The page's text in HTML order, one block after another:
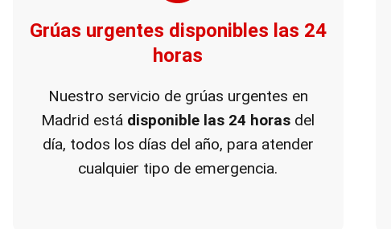
Grúas urgentes disponibles las 24
horas
Nuestro servicio de grúas urgentes en
Madrid está disponible las 24 horas del
día, todos los días del año, para atender
cualquier tipo de emergencia.